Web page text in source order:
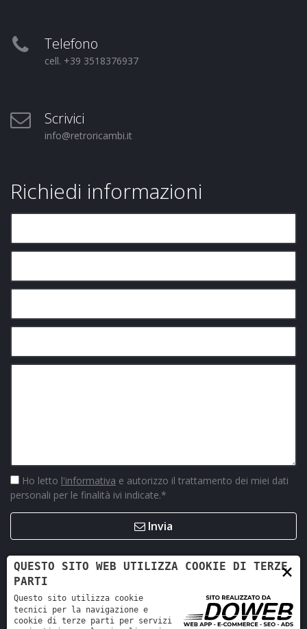
Telefono
cell. +39 3518376937
Scrivici
info@retroricambi.it
Richiedi informazioni
Ho letto l'informativa e autorizzo il trattamento dei miei dati
personali per le finalità ivi indicate.*
Invia
×
QUESTO SITO WEB UTILIZZA COOKIE DI TERZE
PARTI
Questo sito utilizza cookie
tecnici per la navigazione e
cookie di terze parti per servizi